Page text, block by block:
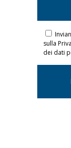
sulla
dei dati